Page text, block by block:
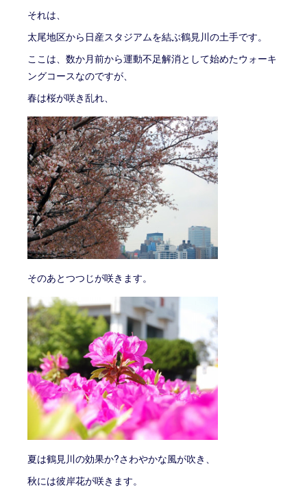
それは、
太尾地区から日産スタジアムを結ぶ鶴見川の土手です。
ここは、数か月前から運動不足解消として始めたウォーキ
ングコースなのですが、
春は桜が咲き乱れ、
そのあとつつじが咲きます。
夏は鶴見川の効果か?さわやかな風が吹き、
秋には彼岸花が咲きます。